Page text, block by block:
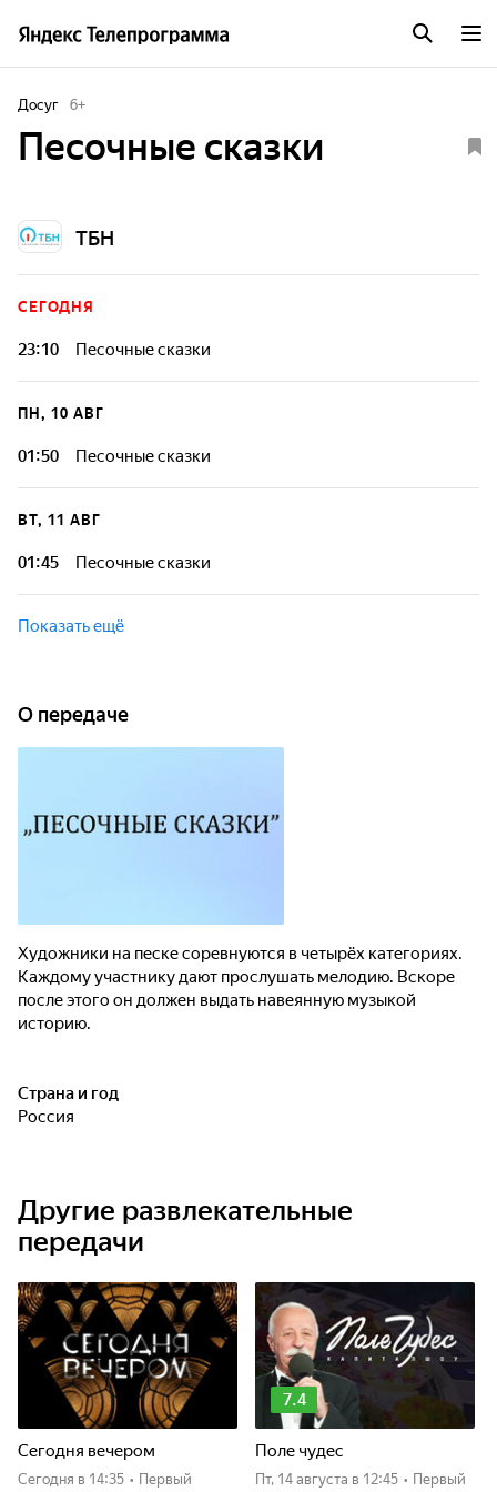
Досуг 6+
Песочные сказки
ТБН
СЕГОДНЯ
23:10 Песочные сказки
ПН, 10 АВГ
01:50 Песочные сказки
ВТ, 11 АВГ
01:45 Песочные сказки
Показать ещё
О передаче
Художники на песке соревнуются в четырёх категориях.
Каждому участнику дают прослушать мелодию. Вскоре
после этого он должен выдать навеянную музыкой
историю.
Страна и год
Россия
Другие развлекательные
передачи
Сегодня вечером
Сегодня в 14:35 • Первый
7.4
Поле чудес
пт, 14 августа в 12:45 • Первый